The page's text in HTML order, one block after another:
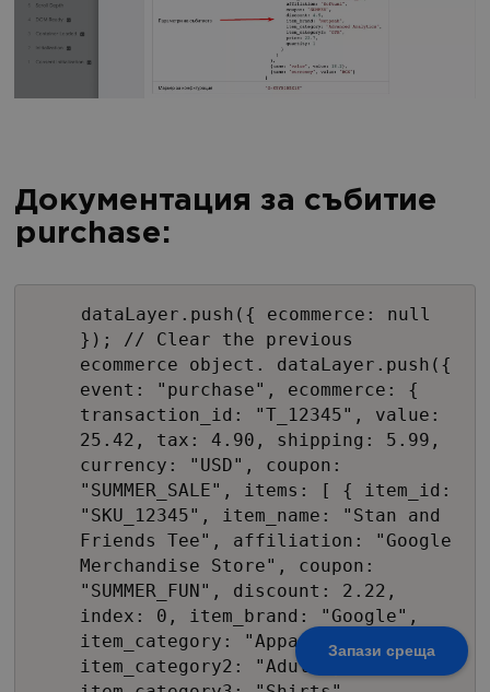
Запази среща
Документация за събитие
purchase:
dataLayer.push({ ecommerce: null
}); // Clear the previous
ecommerce object. dataLayer.push({
event: "purchase", ecommerce: {
transaction_id: "T_12345", value:
25.42, tax: 4.90, shipping: 5.99,
currency: "USD", coupon:
"SUMMER_SALE", items: [ { item_id:
"SKU_12345", item_name: "Stan and
Friends Tee", affiliation: "Google
Merchandise Store", coupon:
"SUMMER_FUN", discount: 2.22,
index: 0, item_brand: "Google",
item_category: "Apparel",
item_category2: "Adult",